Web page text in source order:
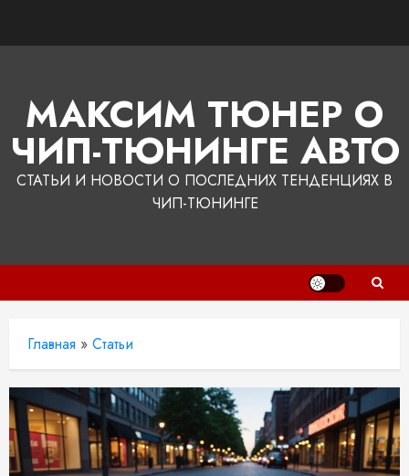
МАКСИМ ТЮНЕР О
ЧИП-ТЮНИНГЕ АВТО
СТАТЬИ И НОВОСТИ О ПОСЛЕДНИХ ТЕНДЕНЦИЯХ В
ЧИП-ТЮНИНГЕ
Главная » Статьи